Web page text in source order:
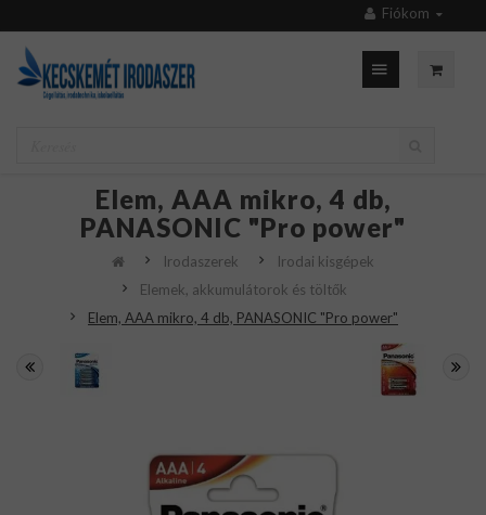
Fiókom
Elem, AAA mikro, 4 db,
PANASONIC "Pro power"
Irodaszerek
Irodai kisgépek
Elemek, akkumulátorok és töltők
Elem, AAA mikro, 4 db, PANASONIC "Pro power"